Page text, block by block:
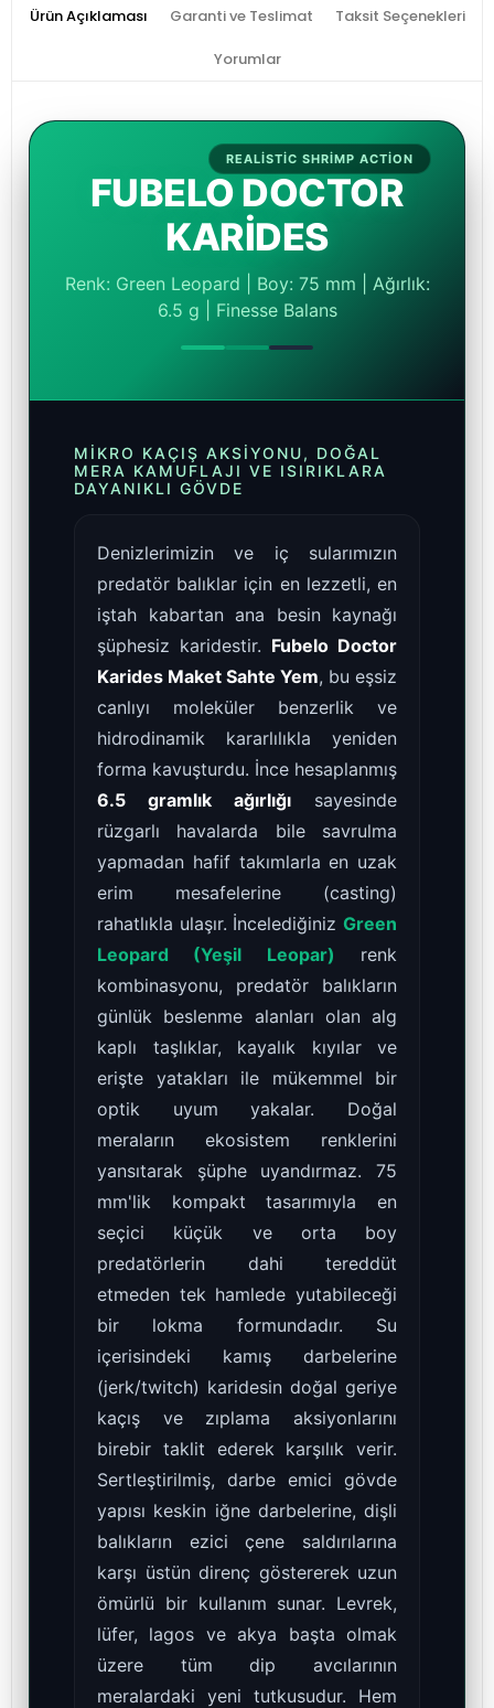
Ürün Açıklaması Garanti ve Teslimat Taksit Seçenekleri
Yorumlar
REALISTIC SHRIMP ACTION
FUBELO DOCTOR
KARİDES
Renk: Green Leopard | Boy: 75 mm | Ağırlık:
6.5 g | Finesse Balans
MIKRO KAÇIŞ AKSIYONU, DOĞAL
MERA KAMUFLAJI VE ISIRIKLARA
DAYANIKLI GÖVDE
Denizlerimizin ve iç sularımızın
predatör balıklar için en lezzetli, en
iştah kabartan ana besin kaynağı
şüphesiz karidestir. Fubelo Doctor
Karides Maket Sahte Yem, bu eşsiz
canlıyı moleküler benzerlik ve
hidrodinamik kararlılıkla yeniden
forma kavuşturdu. İnce hesaplanmış
6.5 gramlık ağırlığı sayesinde
rüzgarlı havalarda bile savrulma
yapmadan hafif takımlarla en uzak
erim mesafelerine (casting)
rahatlıkla ulaşır. İncelediğiniz Green
Leopard (Yeşil Leopar) renk
kombinasyonu, predatör balıkların
günlük beslenme alanları olan alg
kaplı taşlıklar, kayalık kıyılar ve
erişte yatakları ile mükemmel bir
optik uyum yakalar. Doğal
meraların ekosistem renklerini
yansıtarak şüphe uyandırmaz. 75
mm'lik kompakt tasarımıyla en
seçici küçük ve orta boy
predatörlerin dahi tereddüt
etmeden tek hamlede yutabileceği
bir lokma formundadır. Su
içerisindeki kamış darbelerine
(jerk/twitch) karidesin doğal geriye
kaçış ve zıplama aksiyonlarını
birebir taklit ederek karşılık verir.
Sertleştirilmiş, darbe emici gövde
yapısı keskin iğne darbelerine, dişli
balıkların ezici çene saldırılarına
karşı üstün direnç göstererek uzun
ömürlü bir kullanım sunar. Levrek,
lüfer, lagos ve akya başta olmak
üzere tüm dip avcılarının
meralardaki yeni tutkusudur. Hem